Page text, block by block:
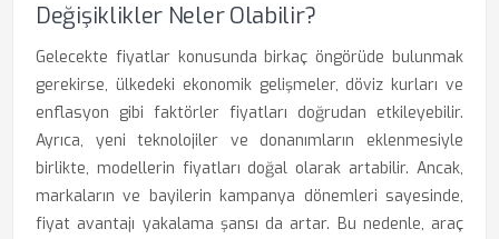
Değişiklikler Neler Olabilir?
Gelecekte fiyatlar konusunda birkaç öngörüde bulunmak
gerekirse, ülkedeki ekonomik gelişmeler, döviz kurları ve
enflasyon gibi faktörler fiyatları doğrudan etkileyebilir.
Ayrıca, yeni teknolojiler ve donanımların eklenmesiyle
birlikte, modellerin fiyatları doğal olarak artabilir. Ancak,
markaların ve bayilerin kampanya dönemleri sayesinde,
fiyat avantajı yakalama şansı da artar. Bu nedenle, araç